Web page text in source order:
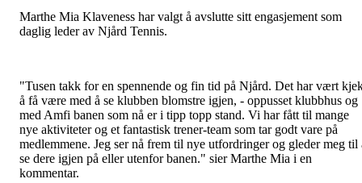
Marthe Mia Klaveness har valgt å avslutte sitt engasjement som
daglig leder av Njård Tennis.
"Tusen takk for en spennende og fin tid på Njård. Det har vært
å få være med å se klubben blomstre igjen, - oppusset klubbhus og
med Amfi banen som nå er i tipp topp stand. Vi har fått til mange
nye aktiviteter og et fantastisk trener-team som tar godt vare på
medlemmene. Jeg ser nå frem til nye utfordringer og gleder meg til
se dere igjen på eller utenfor banen." sier Marthe Mia i en
kommentar.